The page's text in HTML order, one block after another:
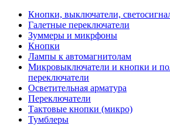
Кнопки, выключатели,
Галетные переключатели
Зуммеры и микрфоны
Кнопки
Лампы к автомагнитолам
Микровыключатели и кнопки и
переключатели
Осветительная арматура
Переключатели
Тактовые кнопки (микро)
Тумблеры